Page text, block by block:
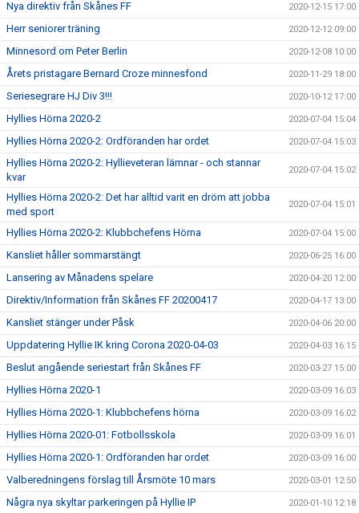
Nya direktiv från Skånes FF 2020-12-15 17:00
Herr seniorer träning 2020-12-12 09:00
Minnesord om Peter Berlin 2020-12-08 10:00
Årets pristagare Bernard Croze minnesfond 2020-11-29 18:00
Seriesegrare HJ Div 3!!! 2020-10-12 17:00
Hyllies Hörna 2020-2 2020-07-04 15:04
Hyllies Hörna 2020-2: Ordföranden har ordet 2020-07-04 15:03
Hyllies Hörna 2020-2: Hyllieveteran lämnar - och stannar
kvar
2020-07-04 15:02
Hyllies Hörna 2020-2: Det har alltid varit en dröm att jobba
med sport
2020-07-04 15:01
Hyllies Hörna 2020-2: Klubbchefens Hörna 2020-07-04 15:00
Kansliet håller sommarstängt 2020-06-25 16:00
Lansering av Månadens spelare 2020-04-20 12:00
Direktiv/Information från Skånes FF 20200417 2020-04-17 13:00
Kansliet stänger under Påsk 2020-04-06 20:00
Uppdatering Hyllie IK kring Corona 2020-04-03 2020-04-03 16:15
Beslut angående seriestart från Skånes FF 2020-03-27 15:00
Hyllies Hörna 2020-1 2020-03-09 16:03
Hyllies Hörna 2020-1: Klubbchefens hörna 2020-03-09 16:02
Hyllies Hörna 2020-01: Fotbollsskola 2020-03-09 16:01
Hyllies Hörna 2020-1: Ordföranden har ordet 2020-03-09 16:00
Valberedningens förslag till Årsmöte 10 mars 2020-03-01 12:50
Några nya skyltar parkeringen på Hyllie IP 2020-01-10 12:18